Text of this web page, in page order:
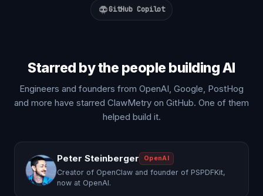
GitHub Copilot
Starred by the people building AI
Engineers and founders from OpenAI, Google, PostHog
and more have starred ClawMetry on GitHub. One of them
helped build it.
Peter Steinberger OpenAI
Creator of OpenClaw and founder of PSPDFKit,
now at OpenAI.